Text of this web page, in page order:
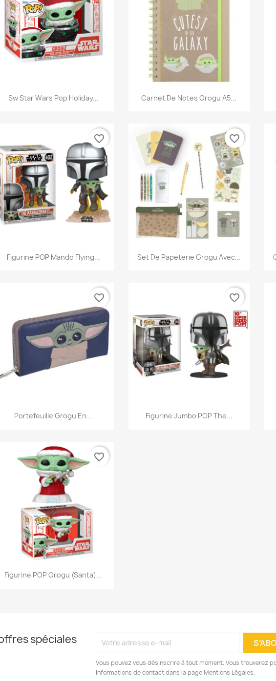
Aperçu rapide
Sw Star Wars Pop Holiday... Aperçu rapide
Carnet De Notes Grogu A5...
Aperçu rapide
Figurine POP Mando Flying...
favorite_border
Aperçu rapide
Set De Papeterie Grogu Avec...
favorite_border
Aperçu rapide
Portefeuille Grogu En...
favorite_border
Aperçu rapide
Figurine Jumbo POP The...
favorite_border
 Aperçu rapide
Figurine POP Grogu (Santa)...
favorite_border
spéciales
Vous pouvez vous désinscrire à tout moment. Vous trouverez
informations de contact dans la page Mentions Légales.